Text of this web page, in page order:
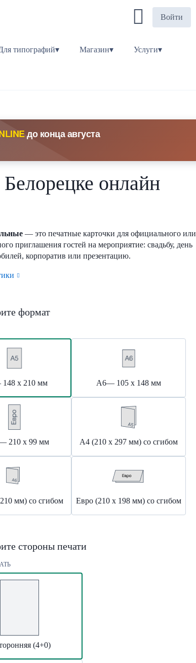
Войти
типографий▾ Магазин▾ Услуги▾
до конца августа
онлайн
— это печатные карточки для официального или
приглашения гостей на мероприятие: свадьбу, день
корпоратив или презентацию.
формат
х 210 мм А6— 105 х 148 мм
210 х 99 мм А4 (210 х 297 мм) со сгибом
мм) со сгибом Евро (210 x 198 мм) со сгибом
стороны печати
(4+0)